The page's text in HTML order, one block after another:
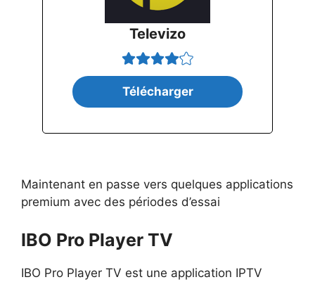
Televizo
Télécharger
Maintenant en passe vers quelques applications
premium avec des périodes d’essai
IBO Pro Player TV
IBO Pro Player TV est une application IPTV